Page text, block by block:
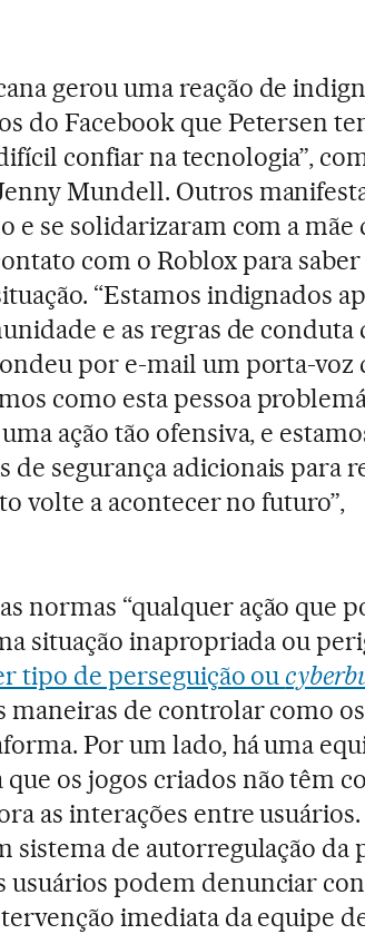
gerou uma reação de
do Facebook que Petersen
confiar na tecnologia”,
Mundell. Outros
e se solidarizaram com a mãe
com o Roblox para
“Estamos indignados
e as regras de conduta
por e-mail um porta-voz
como esta pessoa
ação tão ofensiva, e
de segurança adicionais para
volte a acontecer no futuro”,
normas “qualquer ação que
situação inapropriada ou
tipo de perseguição ou
maneiras de controlar como
Por um lado, há uma
os jogos criados não têm
as interações entre
sistema de autorregulação da
podem denunciar
imediata da equipe